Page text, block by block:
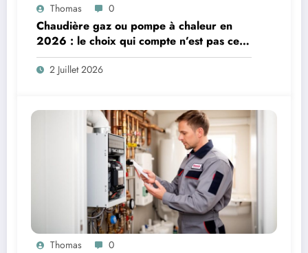
Thomas 0
Chaudière gaz ou pompe à chaleur en
2026 : le choix qui compte n’est pas celui
qu’on croit
2 Juillet 2026
Thomas 0